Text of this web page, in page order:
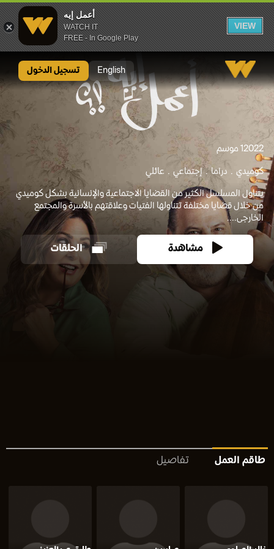
أعمل إيه
WATCH IT
FREE - In Google Play
VIEW
English تسجيل الدخول
20221 موسم
كوميدي دراما إجتماعي عائلي
يتناول المسلسل الكثير من القضايا الاجتماعية والإنسانية بشكل كوميدي
من خلال قضايا مختلفة تتناولها الفتيات وعلاقتهم بالأسرة والمجتمع
الخارجى....
مشاهدة الحلقات
طاقم العمل تفاصيل